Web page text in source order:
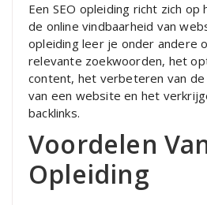
Een SEO opleiding richt zich
de online vindbaarheid van
opleiding leer je onder andere
relevante zoekwoorden, het
content, het verbeteren van de
van een website en het
backlinks.
Voordelen
Opleiding